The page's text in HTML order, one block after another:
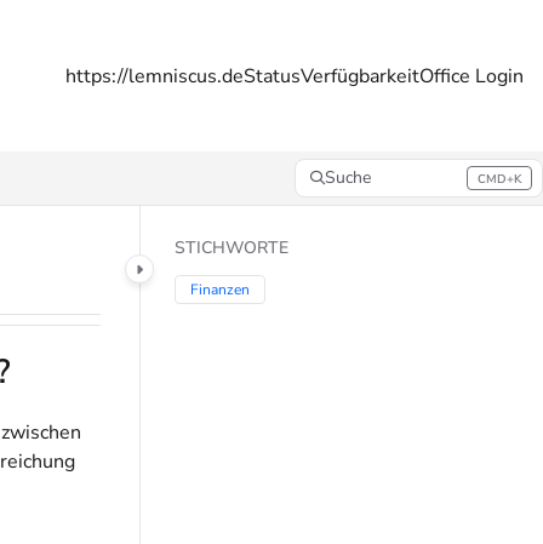
https://lemniscus.deStatusVerfügbarkeitOffice Login
Suche CMD+K
Press CMD+K to open search
STICHWORTE
Finanzen